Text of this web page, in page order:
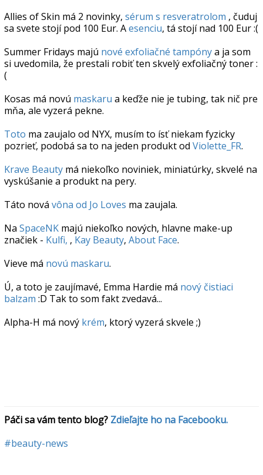
Allies of Skin má 2 novinky, sérum s resveratrolom , čuduj
sa svete stojí pod 100 Eur. Aesenciu, tá stojí nad 100 Eur :(
Summer Fridays majú nové exfoliačné tampónya ja som
si uvedomila, že prestali robiť ten skvelý exfoliačný toner :
(
Kosas má novú maskaru a keďže nie je tubing, tak nič pre
mňa, ale vyzerá pekne.
Toto ma zaujalo od NYX, musím to ísť niekam fyzicky
pozrieť, podobá sa to na jeden produkt od Violette_FR.
Krave Beauty má niekoľko noviniek, miniatúrky, skvelé na
vyskúšanie a produkt na pery.
Táto nová vôna od Jo Loves ma zaujala.
Na SpaceNK majú niekoľko nových, hlavne make-up
značiek - Kulfi, , Kay Beauty, About Face.
Vieve má novú maskaru.
Ú, a toto je zaujímavé, Emma Hardie má nový čistiaci
balzam :D Tak to som fakt zvedavá...
Alpha-H má nový krém, ktorý vyzerá skvele ;)
Páči sa vám tento blog? Zdieľajte ho na Facebooku.
#beauty-news